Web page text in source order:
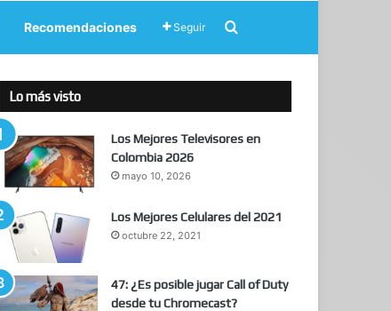
Recomendaciones Seguir
Lo más visto
Los Mejores Televisores en
Colombia 2026
mayo 10, 2026
Los Mejores Celulares del 2021
octubre 22, 2021
47: ¿Es posible jugar Call of Duty
desde tu Chromecast?